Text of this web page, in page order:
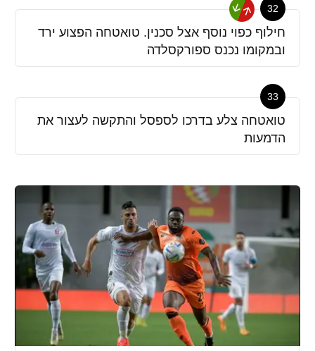
32
חילוף כפוי נוסף אצל סכנין. טואטחה הפצוע ירד
ובמקומו נכנס ספורקסלדה
33
טואטחה צלע בדרכו לספסל והתקשה לעצור את
הדמעות